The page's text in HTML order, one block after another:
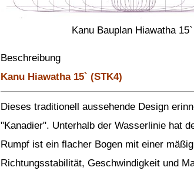
Kanu Bauplan Hiawatha 15`
Beschreibung
Kanu Hiawatha 15` (STK4)
Dieses traditionell aussehende Design
"Kanadier". Unterhalb der Wasserlinie hat
Rumpf ist ein flacher Bogen mit einer
Richtungsstabilität, Geschwindigkeit und